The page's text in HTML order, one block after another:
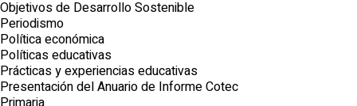
Objetivos de Desarrollo Sostenible
Periodismo
Política económica
Políticas educativas
Prácticas y experiencias educativas
Presentación del Anuario de Informe Cotec